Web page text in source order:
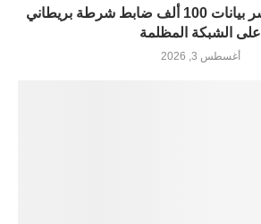
اختراق إلكتروني ينشر بيانات 100 ألف ضابط شرطة بريطاني
على الشبكة المظلمة
أغسطس 3, 2026